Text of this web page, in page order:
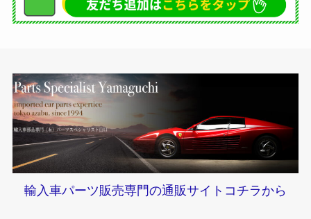
輸入車パーツ販売専門の通販サイトコチラから